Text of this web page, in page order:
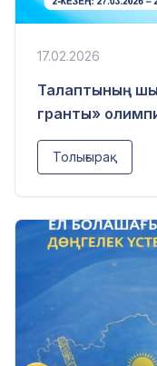
17.02.2026
Талаптының
гранты»
Толығырақ